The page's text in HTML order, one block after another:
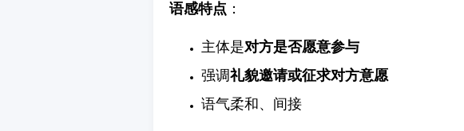
语感特点 ：
主体是对方是否愿意参与
强调礼貌邀请或征求对方意愿
语气柔和、间接